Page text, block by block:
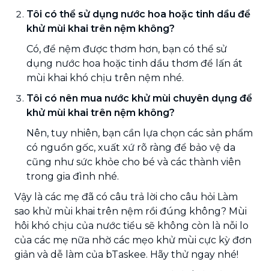
Tôi có thể sử dụng nước hoa hoặc tinh dầu để
khử mùi khai trên nệm không?
Có, để nệm được thơm hơn, bạn có thể sử
dụng nước hoa hoặc tinh dầu thơm để lấn át
mùi khai khó chịu trên nệm nhé.
Tôi có nên mua nước khử mùi chuyên dụng để
khử mùi khai trên nệm không?
Nên, tuy nhiên, bạn cần lựa chọn các sản phẩm
có nguồn gốc, xuất xứ rõ ràng để bảo vệ da
cũng như sức khỏe cho bé và các thành viên
trong gia đình nhé.
Vậy là các mẹ đã có câu trả lời cho câu hỏi Làm
sao khử mùi khai trên nệm rồi đúng không? Mùi
hôi khó chịu của nước tiểu sẽ không còn là nỗi lo
của các mẹ nữa nhờ các mẹo khử mùi cực kỳ đơn
giản và dễ làm của bTaskee. Hãy thử ngay nhé!